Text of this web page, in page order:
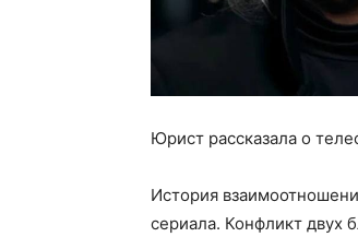
Юрист рассказала о
История
сериала. Конфликт двух